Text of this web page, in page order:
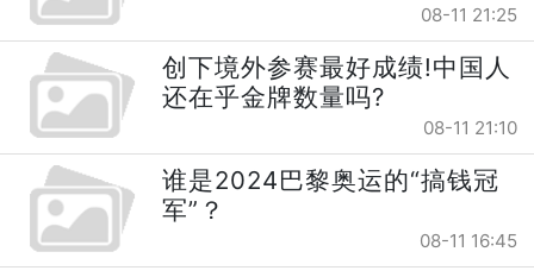
08-11 21:25
创下境外参赛最好成绩!中国人
还在乎金牌数量吗?
08-11 21:10
谁是2024巴黎奥运的“搞钱冠
军”？
08-11 16:45